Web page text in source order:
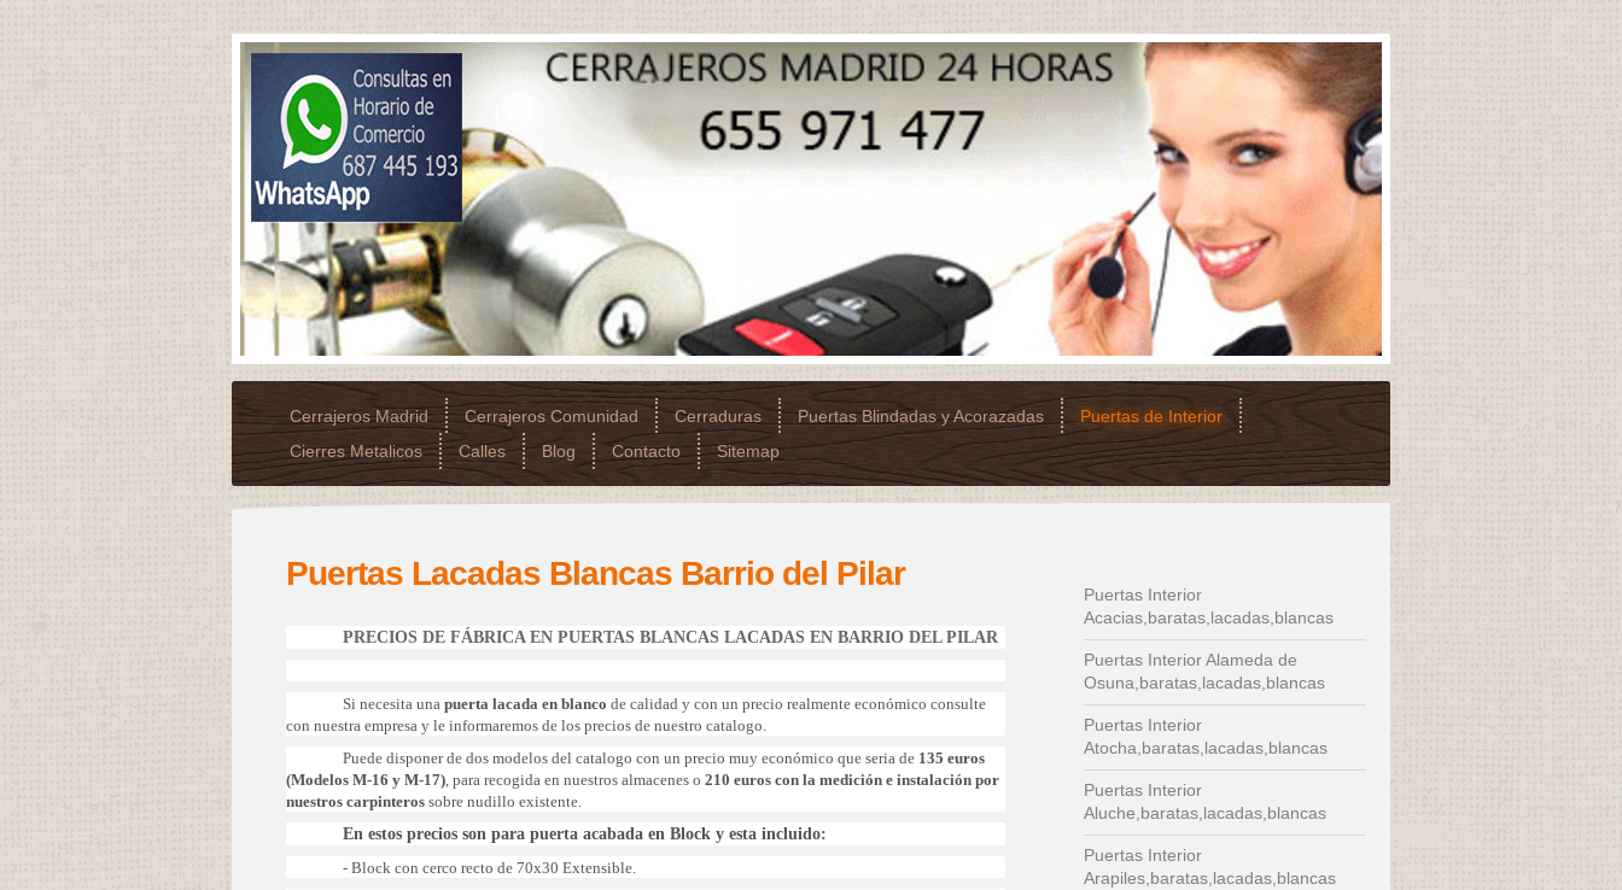
Cerrajeros Madrid Cerrajeros Comunidad Cerraduras Puertas Blindadas y Acorazadas
Puertas de Interior
Cierres Metalicos
Calles Blog Contacto Sitemap
Puertas Lacadas Blancas Barrio del Pilar
PRECIOS DE FÁBRICA EN PUERTAS BLANCAS LACADAS EN BARRIO DEL PILAR
Si necesita unapuerta lacada en blanco de calidad y con un precio realmente económico consulte
con nuestra empresa y le informaremos de los precios de nuestro catalogo.
Puede disponer de dos modelos del catalogo con un precio muy económico que seria de 135 euros
(Modelos M-16 y M-17), para recogida en nuestros almacenes o 210 euros con la medición e instalación por
nuestros carpinteros sobre nudillo existente.
En estos precios son para puerta acabada en Block y esta incluido:
- Block con cerco recto de 70x30 Extensible.
Puertas Interior
Acacias,baratas,lacadas,blancas
Puertas Interior Alameda de
Osuna,baratas,lacadas,blancas
Puertas Interior
Atocha,baratas,lacadas,blancas
Puertas Interior
Aluche,baratas,lacadas,blancas
Puertas Interior
Arapiles,baratas,lacadas,blancas